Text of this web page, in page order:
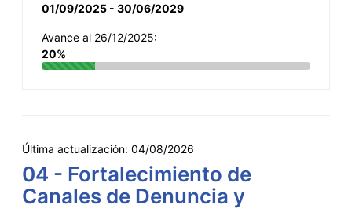
01/09/2025 - 30/06/2029
Avance al 26/12/2025:
20%
Última actualización: 04/08/2026
04 - Fortalecimiento de
Canales de Denuncia y